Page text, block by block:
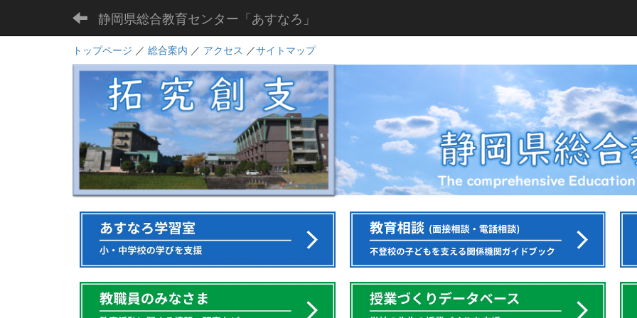
静岡県総合教育センター「あすなろ」
トップページ ／ 総合案内 ／ アクセス ／サイトマップ